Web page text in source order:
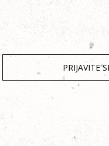
PRIJAVITE